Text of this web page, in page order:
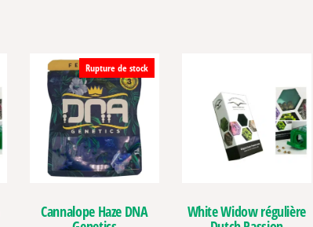
Rupture de stock
Cannalope Haze DNA White Widow régulière